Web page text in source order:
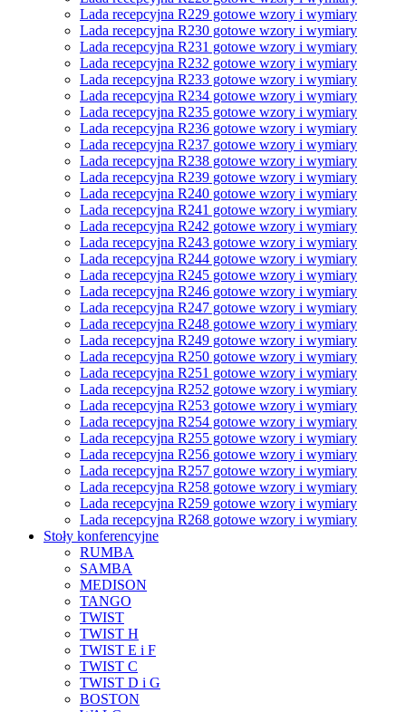
Lada recepcyjna R229 gotowe wzory i wymiary
Lada recepcyjna R230 gotowe wzory i wymiary
Lada recepcyjna R231 gotowe wzory i wymiary
Lada recepcyjna R232 gotowe wzory i wymiary
Lada recepcyjna R233 gotowe wzory i wymiary
Lada recepcyjna R234 gotowe wzory i wymiary
Lada recepcyjna R235 gotowe wzory i wymiary
Lada recepcyjna R236 gotowe wzory i wymiary
Lada recepcyjna R237 gotowe wzory i wymiary
Lada recepcyjna R238 gotowe wzory i wymiary
Lada recepcyjna R239 gotowe wzory i wymiary
Lada recepcyjna R240 gotowe wzory i wymiary
Lada recepcyjna R241 gotowe wzory i wymiary
Lada recepcyjna R242 gotowe wzory i wymiary
Lada recepcyjna R243 gotowe wzory i wymiary
Lada recepcyjna R244 gotowe wzory i wymiary
Lada recepcyjna R245 gotowe wzory i wymiary
Lada recepcyjna R246 gotowe wzory i wymiary
Lada recepcyjna R247 gotowe wzory i wymiary
Lada recepcyjna R248 gotowe wzory i wymiary
Lada recepcyjna R249 gotowe wzory i wymiary
Lada recepcyjna R250 gotowe wzory i wymiary
Lada recepcyjna R251 gotowe wzory i wymiary
Lada recepcyjna R252 gotowe wzory i wymiary
Lada recepcyjna R253 gotowe wzory i wymiary
Lada recepcyjna R254 gotowe wzory i wymiary
Lada recepcyjna R255 gotowe wzory i wymiary
Lada recepcyjna R256 gotowe wzory i wymiary
Lada recepcyjna R257 gotowe wzory i wymiary
Lada recepcyjna R258 gotowe wzory i wymiary
Lada recepcyjna R259 gotowe wzory i wymiary
Lada recepcyjna R268 gotowe wzory i wymiary
Stoły konferencyjne
RUMBA
SAMBA
MEDISON
TANGO
TWIST
TWIST H
TWIST E i F
TWIST C
TWIST D i G
BOSTON